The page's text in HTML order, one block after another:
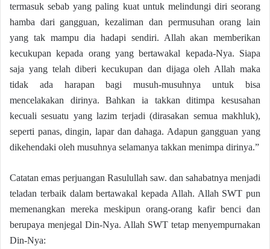
termasuk sebab yang paling kuat untuk melindungi diri seorang
hamba dari gangguan, kezaliman dan permusuhan orang lain
yang tak mampu dia hadapi sendiri. Allah akan memberikan
kecukupan kepada orang yang bertawakal kepada-Nya. Siapa
saja yang telah diberi kecukupan dan dijaga oleh Allah maka
tidak ada harapan bagi musuh-musuhnya untuk bisa
mencelakakan dirinya. Bahkan ia takkan ditimpa kesusahan
kecuali sesuatu yang lazim terjadi (dirasakan semua makhluk),
seperti panas, dingin, lapar dan dahaga. Adapun gangguan yang
dikehendaki oleh musuhnya selamanya takkan menimpa dirinya.”
Catatan emas perjuangan Rasulullah saw. dan sahabatnya menjadi
teladan terbaik dalam bertawakal kepada Allah. Allah SWT pun
memenangkan mereka meskipun orang-orang kafir benci dan
berupaya menjegal Din-Nya. Allah SWT tetap menyempurnakan
Din-Nya: